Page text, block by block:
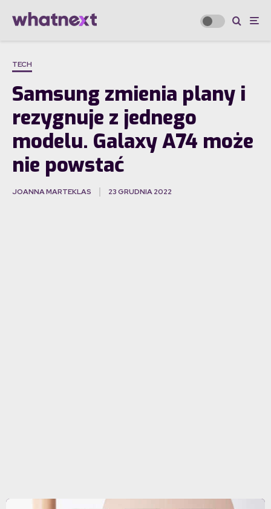
TECH
Samsung zmienia plany i
rezygnuje z jednego
modelu. Galaxy A74 może
nie powstać
JOANNA MARTEKLAS 23 GRUDNIA 2022